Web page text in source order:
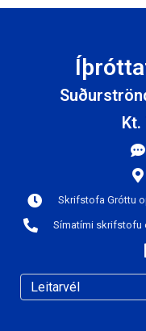
Kt.
Skrifstofa Gróttu
Símatími skrifstofu